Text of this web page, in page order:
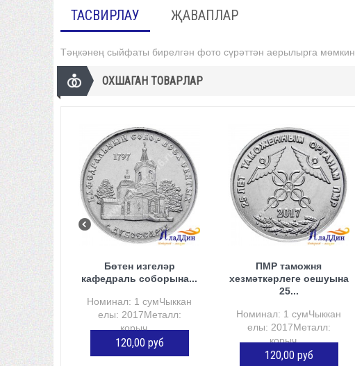
ТАСВИРЛАУ ҖАВАПЛАР
Тәңкәнең сыйфаты бирелгән фото сүрәттән аерылырга мөмкин.
ОХШАГАН ТОВАРЛАР
Бөтен изгеләр
кафедраль соборына...
Номинал: 1 сумЧыккан
елы: 2017Металл:
корыч,...
120,00 руб
ПМР таможня
хезмәткәрлеге оешуына
25...
Номинал: 1 сумЧыккан
елы: 2017Металл:
корыч,...
120,00 руб